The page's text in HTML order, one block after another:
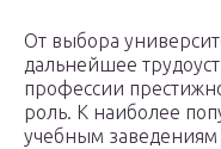
От выбора
дальнейшее
профессии
роль. К наиболее
учебным заведениям